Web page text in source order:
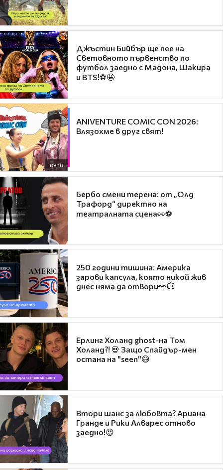
Джъстин Бийбър ще пее на
Световното първенство по
футбол заедно с Мадона, Шакира
и BTS!⚽🤩
08:16
ANIVENTURE COMIC CON 2026:
Влязохме в друг свят!
Бербо смени терена: от „Олд
Трафорд“ директно на
театралната сцена👀⚽
250 години тишина: Америка
зарови капсула, която никой жив
днес няма да отвори👀💥
Ерлинг Холанд ghost-на Том
Холанд?! 💀 Защо Спайдър-мен
остана на "seen"😅
Втори шанс за любовта? Ариана
Гранде и Рики Алварес отново
заедно!😍